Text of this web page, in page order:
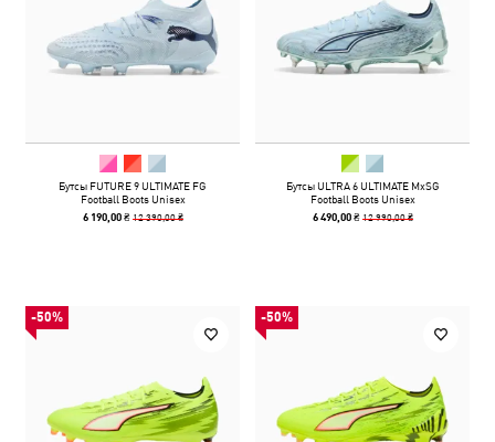
Бутсы FUTURE 9 ULTIMATE FG
Football Boots Unisex
6 190,00 ₴ 12 390,00 ₴
Бутсы ULTRA 6 ULTIMATE MxSG
Football Boots Unisex
6 490,00 ₴ 12 990,00 ₴
-50% -50%